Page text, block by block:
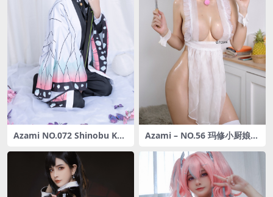
Azami NO.072 Shinobu Koc
Azami – NO.56 玛修小厨娘